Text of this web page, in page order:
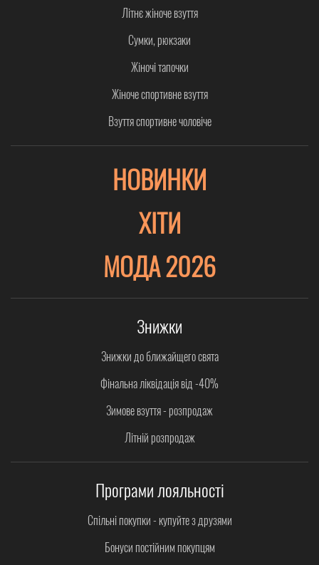
Літнє жіноче взуття
Сумки, рюкзаки
Жіночі тапочки
Жіноче спортивне взуття
Взуття спортивне чоловіче
НОВИНКИ
ХІТИ
МОДА 2026
Знижки
Знижки до ближайщего свята
Фінальна ліквідація від -40%
Зимове взуття - розпродаж
Літній розпродаж
Програми лояльності
Спільні покупки - купуйте з друзями
Бонуси постійним покупцям